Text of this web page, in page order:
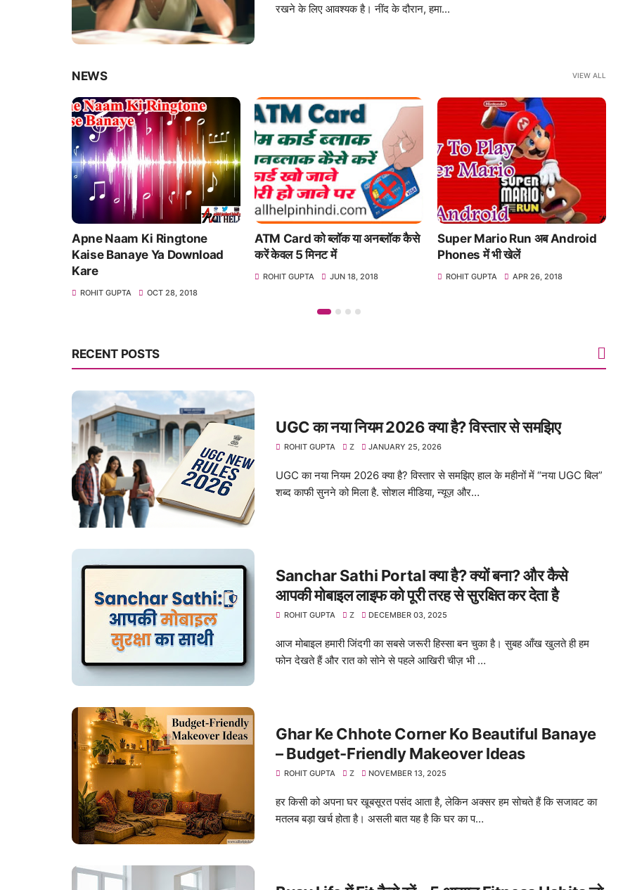
रखने के लिए आवश्यक है। नींद के दौरान, हमा...
NEWS VIEW ALL
Apne Naam Ki Ringtone
Kaise Banaye Ya Download
ROHIT GUPTA OCT 28, 2018
ATM Card को ब्लॉक या अनब्लॉक कैसे
करें केवल 5 मिनट में
ROHIT GUPTA JUN 18, 2018
Super Mario Run अब Android
Phones में भी खेलें
ROHIT GUPTA APR 26, 2018
Volume
RECENT POSTS
UGC का नया नियम 2026 क्या है? विस्तार से समझिए
ROHIT GUPTA Z JANUARY 25, 2026
UGC का नया नियम 2026 क्या है? विस्तार से समझिए हाल के महीनों में “नया UGC बिल”
शब्द काफी सुनने को मिला है. सोशल मीडिया, न्यूज़ और…
Sanchar Sathi Portal क्या है? क्यों बना? और कैसे
आपकी मोबाइल लाइफ को पूरी तरह से सुरक्षित कर देता है
ROHIT GUPTA Z DECEMBER 03, 2025
आज मोबाइल हमारी जिंदगी का सबसे जरूरी हिस्सा बन चुका है। सुबह आँख खुलते ही हम
फोन देखते हैं और रात को सोने से पहले आखिरी चीज़ भी …
Ghar Ke Chhote Corner Ko Beautiful Banaye
– Budget-Friendly Makeover Ideas
ROHIT GUPTA Z NOVEMBER 13, 2025
हर किसी को अपना घर खूबसूरत पसंद आता है, लेकिन अक्सर हम सोचते हैं कि सजावट का
मतलब बड़ा खर्च होता है। असली बात यह है कि घर का प…